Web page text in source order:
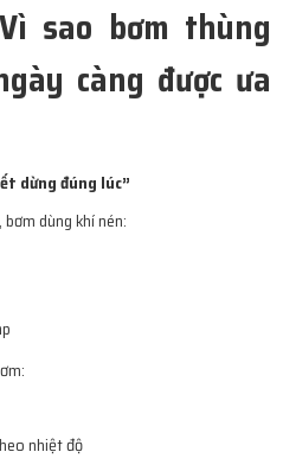
sao bơm thùng
càng được ưa
dừng đúng lúc”
dùng khí nén:
nhiệt độ